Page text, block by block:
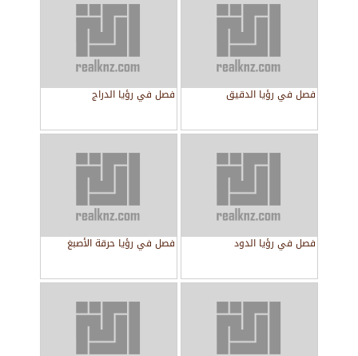
فصل في رؤيا الدقيق فصل في رؤيا الدراج
فصل في رؤيا الدود فصل في رؤيا حرقة الأصبغ